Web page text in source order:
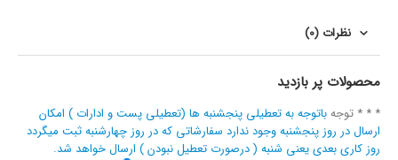
نظرات (0)
محصولات پر بازدید
* * * توجهباتوجه به تعطیلی پنجشنبه ها (تعطیلی پست و ادارات ) امکان
ارسال در روز پنجشنبه وجود ندارد سفارشاتی که در روز چهارشنبه ثبت میگردد
روز کاری بعدی یعنی شنبه ( درصورت تعطیل نبودن ) ارسال خواهد شد.